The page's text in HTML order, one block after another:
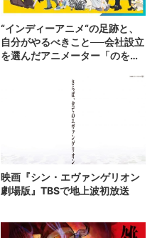
“インディーアニメ“の足跡と、
自分がやるべきこと──会社設立
を選んだアニメーター「のを
映画『シン・エヴァンゲリオン
劇場版』TBSで地上波初放送